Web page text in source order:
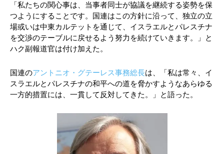
「私たちの関心事は、当事者同士が協議を継続する姿勢を保
つようにすることです。国連はこの方針に沿って、独立の立
場或いは中東カルテットを通じて、イスラエルとパレスチナ
を交渉のテーブルに戻せるよう努力を続けていきます。」と
ハク副報道官は付け加えた。
国連のアントニオ・グテーレス事務総長は、「私は常々、イ
スラエルとパレスチナの和平への道を脅かすようなあらゆる
一方的措置には、一貫して反対してきた。」と語った。